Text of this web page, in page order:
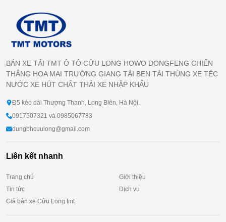
BÁN XE TẢI TMT Ô TÔ CỬU LONG HOWO DONGFENG CHIẾN
THẮNG HOA MAI TRƯỜNG GIANG TẢI BEN TẢI THÙNG XE TÉC
NƯỚC XE HÚT CHẤT THẢI XE NHẬP KHẨU
Đ5 kéo dài Thượng Thanh, Long Biên, Hà Nội.
0917507321 và 0985067783
dungbhcuulong@gmail.com
Liên kết nhanh
Trang chủ
Giới thiệu
Tin tức
Dịch vụ
Giá bán xe Cửu Long tmt